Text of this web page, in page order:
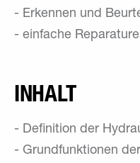
- Erkennen und
- einfache
INHALT
- Definition der
- Grundfunktionen